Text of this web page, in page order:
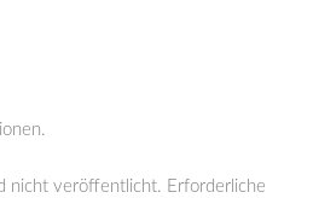
nicht veröffentlicht. Erforderliche